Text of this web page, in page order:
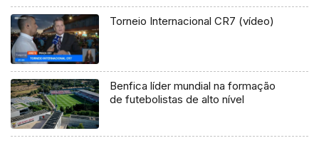
Torneio Internacional CR7 (vídeo)
Benfica líder mundial na formação
de futebolistas de alto nível